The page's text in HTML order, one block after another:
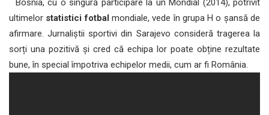
Bosnia, cu o singură participare la un Mondial (2014), potrivit
ultimelor statistici fotbal mondiale, vede în grupa H o șansă de
afirmare. Jurnaliștii sportivi din Sarajevo consideră tragerea la
sorți una pozitivă și cred că echipa lor poate obține rezultate
bune, în special împotriva echipelor medii, cum ar fi România.